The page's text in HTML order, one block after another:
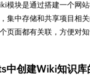
模块是通过搭建一个网
集中存储和共享项目相
页面都有关联，方便对
中创建Wiki知识库